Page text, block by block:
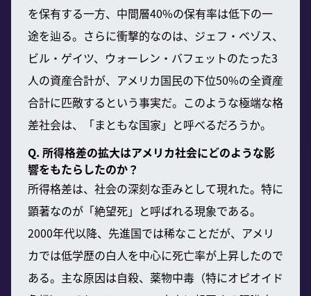
を保有する一方、中間層40%の保有率は低下の一
途を辿る。さらに衝撃的なのは、ジェフ・ベゾス、
ビル・ゲイツ、ウォーレン・バフェットのたった3
人の資産合計が、アメリカ国民の下位50%の全資産
合計に匹敵するという事実だ。このような極端な格
差社会は、「まともな国家」と呼べるだろうか。
Q. 所得格差の拡大はアメリカ社会にどのような影
響をもたらしたのか？
所得格差は、社会の深刻な歪みとして現れた。特に
顕著なのが「絶望死」と呼ばれる現象である。
2000年代以降、先進国では稀なことだが、アメリ
カでは低学歴の白人を中心に死亡率が上昇したので
ある。主な原因は自殺、薬物中毒（特にオピオイド